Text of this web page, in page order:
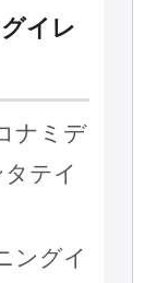
イレ
ナミデ
テイ
ングイ